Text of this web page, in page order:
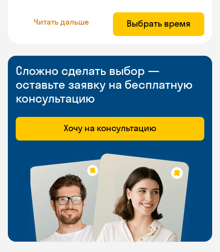
Читать дальше Выбрать время
Сложно сделать выбор —
оставьте заявку на бесплатную
консультацию
Хочу на консультацию